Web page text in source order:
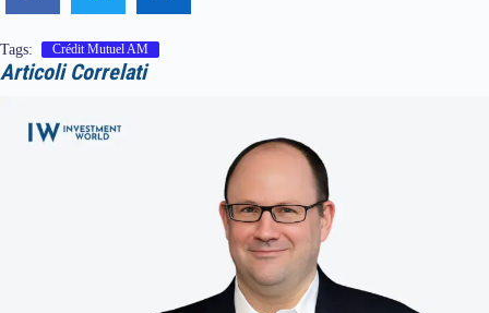
Tags: Crédit Mutuel AM
Articoli Correlati